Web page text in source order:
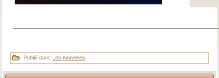
Publié dans Les nouvelles